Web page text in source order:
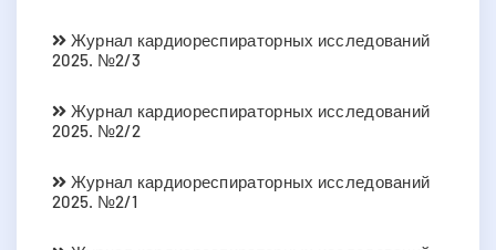
Журнал кардиореспираторных исследований
2025. №2/3
Журнал кардиореспираторных исследований
2025. №2/2
Журнал кардиореспираторных исследований
2025. №2/1